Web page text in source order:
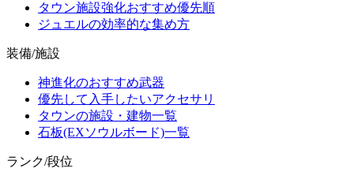
タウン施設強化おすすめ優先順
ジュエルの効率的な集め方
装備/施設
神進化のおすすめ武器
優先して入手したいアクセサリ
タウンの施設・建物一覧
石板(EXソウルボード)一覧
ランク/段位